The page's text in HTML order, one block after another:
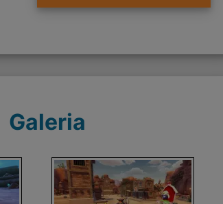
Galeria